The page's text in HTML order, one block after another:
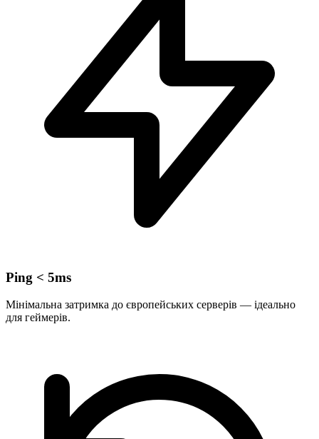
Ping < 5ms
Мінімальна затримка до європейських серверів — ідеально
для геймерів.